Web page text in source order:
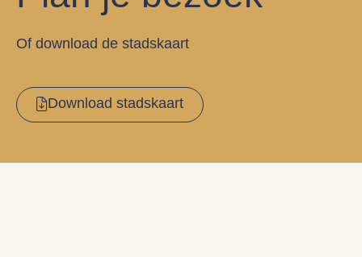
Of download de stadskaart
Download stadskaart